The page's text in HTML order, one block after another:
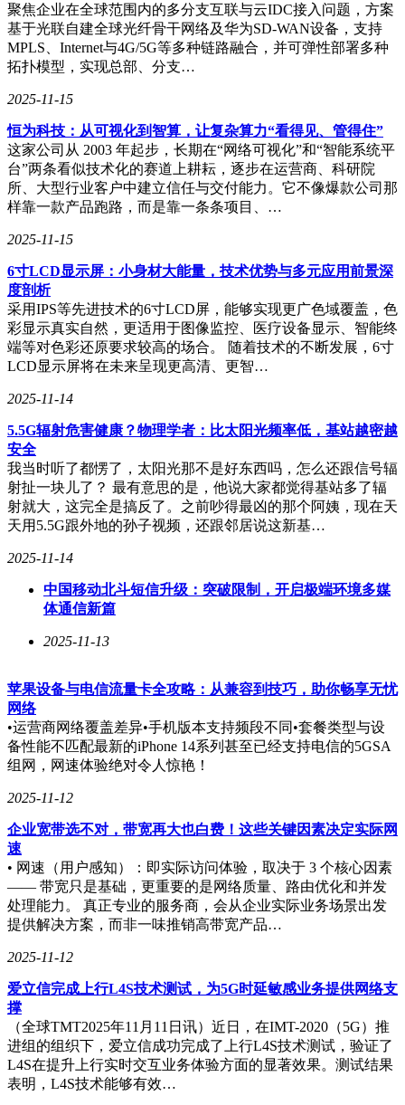
聚焦企业在全球范围内的多分支互联与云IDC接入问题，方案
基于光联自建全球光纤骨干网络及华为SD-WAN设备，支持
MPLS、Internet与4G/5G等多种链路融合，并可弹性部署多种
拓扑模型，实现总部、分支…
2025-11-15
恒为科技：从可视化到智算，让复杂算力“看得见、管得住”
这家公司从 2003 年起步，长期在“网络可视化”和“智能系统平
台”两条看似技术化的赛道上耕耘，逐步在运营商、科研院
所、大型行业客户中建立信任与交付能力。它不像爆款公司那
样靠一款产品跑路，而是靠一条条项目、…
2025-11-15
6寸LCD显示屏：小身材大能量，技术优势与多元应用前景深
度剖析
采用IPS等先进技术的6寸LCD屏，能够实现更广色域覆盖，色
彩显示真实自然，更适用于图像监控、医疗设备显示、智能终
端等对色彩还原要求较高的场合。 随着技术的不断发展，6寸
LCD显示屏将在未来呈现更高清、更智…
2025-11-14
5.5G辐射危害健康？物理学者：比太阳光频率低，基站越密越
安全
我当时听了都愣了，太阳光那不是好东西吗，怎么还跟信号辐
射扯一块儿了？ 最有意思的是，他说大家都觉得基站多了辐
射就大，这完全是搞反了。之前吵得最凶的那个阿姨，现在天
天用5.5G跟外地的孙子视频，还跟邻居说这新基…
2025-11-14
中国移动北斗短信升级：突破限制，开启极端环境多媒
体通信新篇
2025-11-13
苹果设备与电信流量卡全攻略：从兼容到技巧，助你畅享无忧
网络
•运营商网络覆盖差异•手机版本支持频段不同•套餐类型与设
备性能不匹配最新的iPhone 14系列甚至已经支持电信的5GSA
组网，网速体验绝对令人惊艳！
2025-11-12
企业宽带选不对，带宽再大也白费！这些关键因素决定实际网
速
• 网速（用户感知）：即实际访问体验，取决于 3 个核心因素
—— 带宽只是基础，更重要的是网络质量、路由优化和并发
处理能力。 真正专业的服务商，会从企业实际业务场景出发
提供解决方案，而非一味推销高带宽产品…
2025-11-12
爱立信完成上行L4S技术测试，为5G时延敏感业务提供网络支
撑
（全球TMT2025年11月11日讯）近日，在IMT-2020（5G）推
进组的组织下，爱立信成功完成了上行L4S技术测试，验证了
L4S在提升上行实时交互业务体验方面的显著效果。测试结果
表明，L4S技术能够有效…